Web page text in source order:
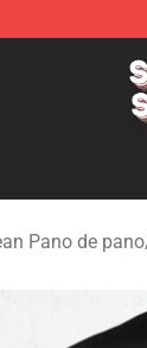
- Official Suga
Pano de pano